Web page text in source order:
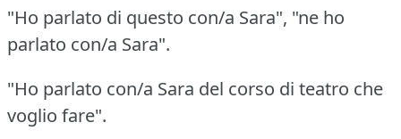
"Ho parlato di questo con/a Sara", "ne ho
parlato con/a Sara".
"Ho parlato con/a Sara del corso di teatro che
voglio fare".